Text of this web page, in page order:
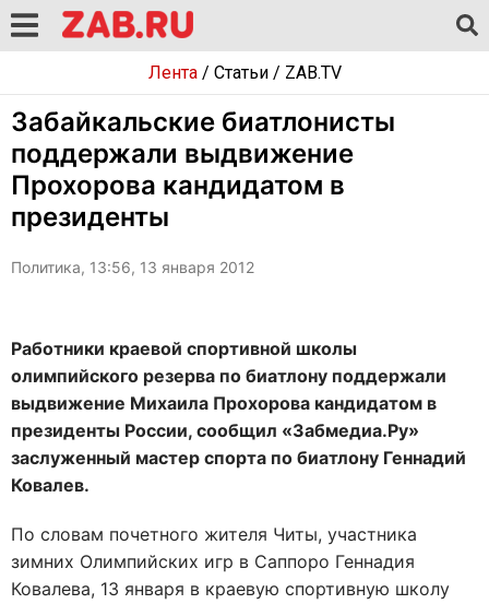
Лента/ Статьи/ ZAB.TV
Забайкальские биатлонисты
поддержали выдвижение
Прохорова кандидатом в
президенты
Политика, 13:56, 13 января 2012
Работники краевой спортивной школы
олимпийского резерва по биатлону поддержали
выдвижение Михаила Прохорова кандидатом в
президенты России, сообщил «Забмедиа.Ру»
заслуженный мастер спорта по биатлону Геннадий
Ковалев.
По словам почетного жителя Читы, участника
зимних Олимпийских игр в Саппоро Геннадия
Ковалева, 13 января в краевую спортивную школу